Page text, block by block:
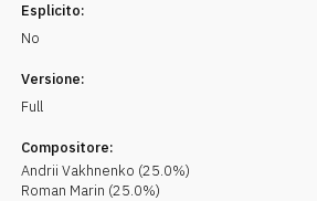
Esplicito:
No
Versione:
Full
Compositore:
Andrii Vakhnenko (25.0%)
Roman Marin (25.0%)